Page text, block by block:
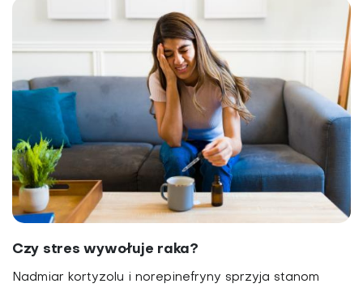
Czy stres wywołuje raka?
Nadmiar kortyzolu i norepinefryny sprzyja stanom